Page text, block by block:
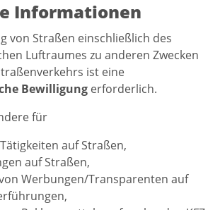
Informationen
von Straßen einschließlich des
Luftraumes zu anderen Zwecken
ist eine
Bewilligung erforderlich.
für
auf Straßen,
auf Straßen,
Werbungen/Transparenten auf